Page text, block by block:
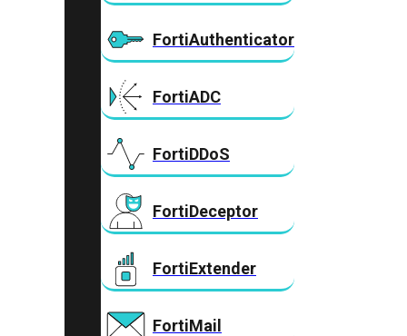
FortiAuthenticator
FortiADC
FortiDDoS
FortiDeceptor
FortiExtender
FortiMail